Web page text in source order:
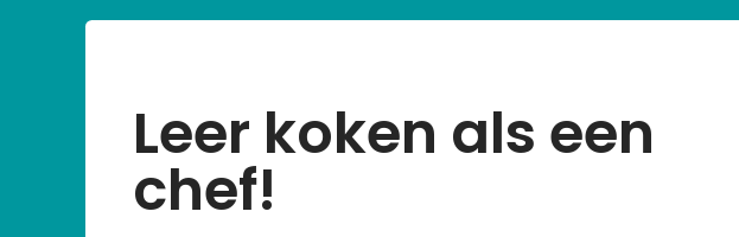
Leer koken als een
chef!